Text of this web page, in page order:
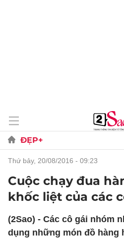
ĐẸP+
thứ bảy, 20/08/2016 - 09:23
Cuộc chạy đua
khốc liệt của các
(2Sao) - Các cô gái nhóm
dụng những món đồ hàng